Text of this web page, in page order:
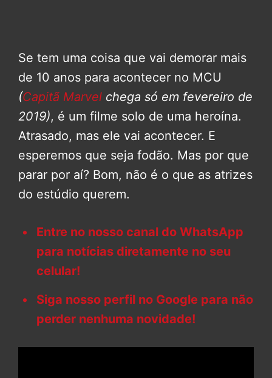
Se tem uma coisa que vai demorar mais
de 10 anos para acontecer no MCU
(Capitã Marvel chega só em fevereiro de
2019), é um filme solo de uma heroína.
Atrasado, mas ele vai acontecer. E
esperemos que seja fodão. Mas por que
parar por aí? Bom, não é o que as atrizes
do estúdio querem.
Entre no nosso canal do WhatsApp
para notícias diretamente no seu
celular!
Siga nosso perfil no Google para não
perder nenhuma novidade!